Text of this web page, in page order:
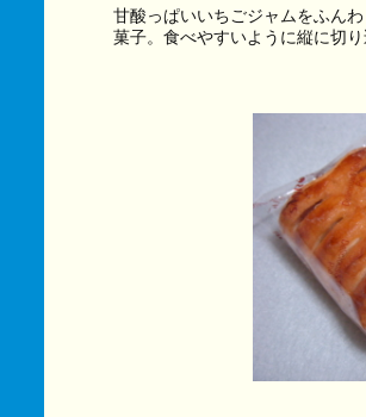
甘酸っぱいいちごジャムをふん
菓子。食べやすいように縦に切り